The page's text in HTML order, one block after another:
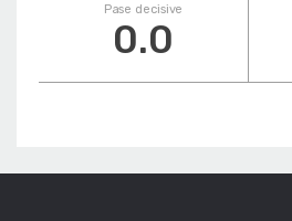
Pase decisive
0.0